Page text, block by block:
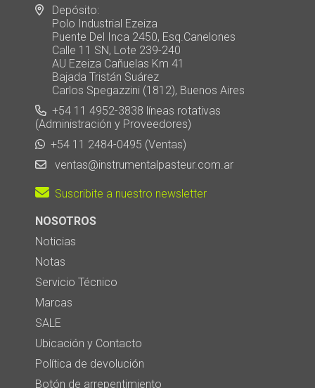
Depósito:
Polo Industrial Ezeiza
Puente Del Inca 2450, Esq.Canelones
Calle 11 SN, Lote 239-240
AU Ezeiza Cañuelas Km 41
Bajada Tristán Suárez
Carlos Spegazzini (1812), Buenos Aires
+54 11 4952-3838 líneas rotativas
(Administración y Proveedores)
+54 11 2484-0495 (Ventas)
ventas@instrumentalpasteur.com.ar
Suscribite a nuestro newsletter
NOSOTROS
Noticias
Notas
Servicio Técnico
Marcas
SALE
Ubicación y Contacto
Política de devolución
Botón de arrepentimiento